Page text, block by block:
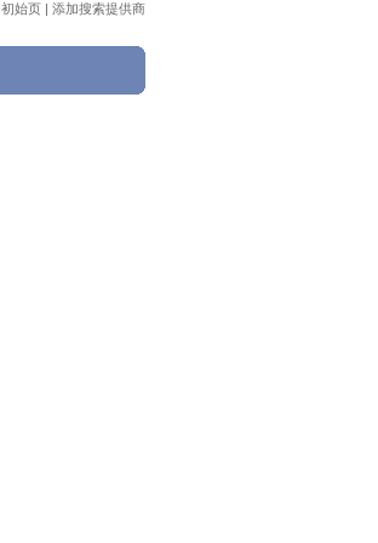
初始页 | 添加搜索提供商